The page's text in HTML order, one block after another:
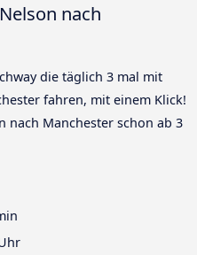
nach
die täglich 3 mal mit
fahren, mit einem Klick!
nach Manchester schon ab 3